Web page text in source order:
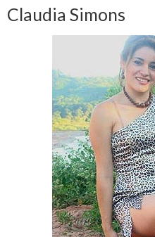
Claudia Simons